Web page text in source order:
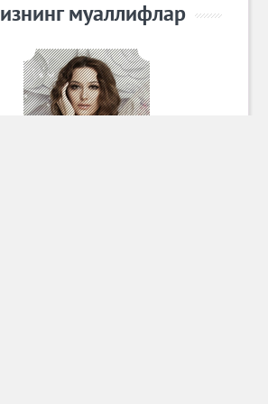
муаллифлар